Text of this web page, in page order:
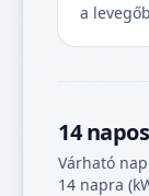
a
14
Várható
14 napra